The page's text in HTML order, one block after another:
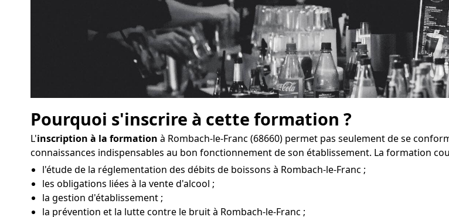
Pourquoi s'inscrire à cette formation ?
L'inscription à la formation à Rombach-le-Franc (68660) permet pas seulement de se
connaissances indispensables au bon fonctionnement de son établissement. La formation
l'étude de la réglementation des débits de boissons à Rombach-le-Franc ;
les obligations liées à la vente d'alcool ;
la gestion d'établissement ;
la prévention et la lutte contre le bruit à Rombach-le-Franc ;